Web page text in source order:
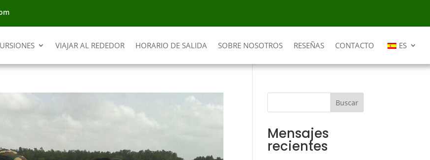
VIAJAR AL REDEDOR HORARIO DE SALIDA SOBRE NOSOTROS RESEÑAS CONTACTO ES
Buscar
Mensajes
recientes